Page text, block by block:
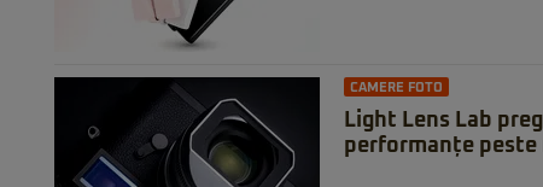
CAMERE FOTO
Light Lens Lab
performanțe peste